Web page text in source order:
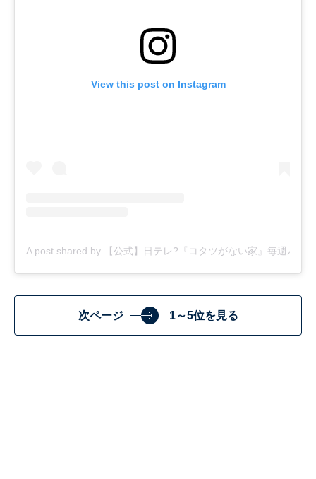
View this post on Instagram
A post shared by 【公式】日テレ?『コタツがない家』毎週水曜
次ページ 1～5位を見る